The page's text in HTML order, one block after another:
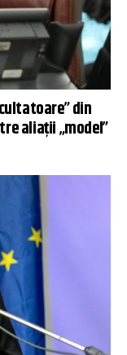
din
aliații „model”